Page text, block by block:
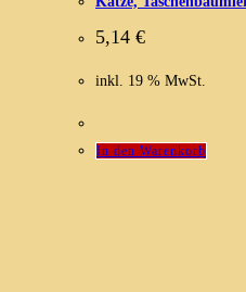
5,14 €
inkl. 19 % MwSt.
In den Warenkorb